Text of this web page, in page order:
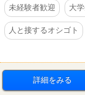
未経験者歓迎
大
人と接するオシゴト
詳細をみる